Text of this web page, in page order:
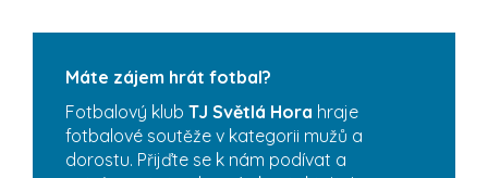
Máte zájem hrát fotbal?
Fotbalový klub TJ Světlá Hora hraje
fotbalové soutěže v kategorii mužů a
dorostu. Přijďte se k nám podívat a